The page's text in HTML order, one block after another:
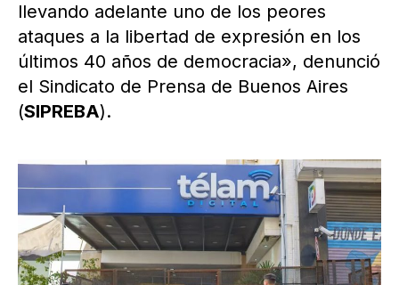
llevando adelante uno de los peores
ataques a la libertad de expresión en los
últimos 40 años de democracia», denunció
el Sindicato de Prensa de Buenos Aires
(SIPREBA).